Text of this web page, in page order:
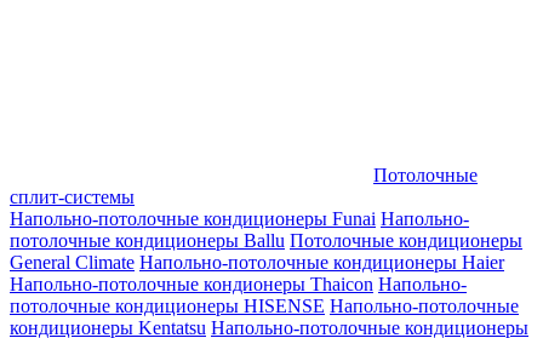
Потолочные
сплит-системы
Напольно-потолочные кондиционеры Funai Напольно-
потолочные кондиционеры Ballu Потолочные кондиционеры
General Climate Напольно-потолочные кондиционеры Haier
Напольно-потолочные кондионеры Thaicon Напольно-
потолочные кондиционеры HISENSE Напольно-потолочные
кондиционеры Kentatsu Напольно-потолочные кондиционеры